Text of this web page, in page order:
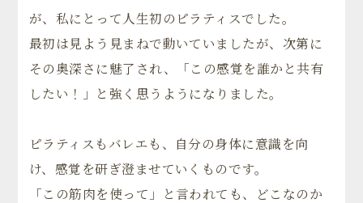
が、私にとって人生初のピラティスでした。
最初は見よう見まねで動いていましたが、次第に
その奥深さに魅了され、「この感覚を誰かと共有
したい！」と強く思うようになりました。
ピラティスもバレエも、自分の身体に意識を向
け、感覚を研ぎ澄ませていくものです。
「この筋肉を使って」と言われても、どこなのか